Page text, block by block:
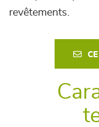
revêtements.